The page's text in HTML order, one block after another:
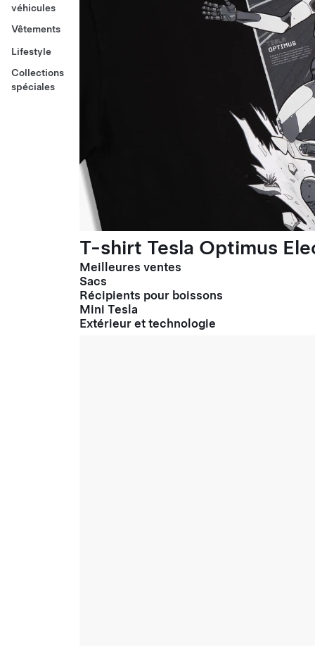
véhicules
Vêtements
Lifestyle
Collections
spéciales
T-shirt Tesla Optimus
Meilleures ventes
Sacs
Récipients pour boissons
Mini Tesla
Extérieur et technologie